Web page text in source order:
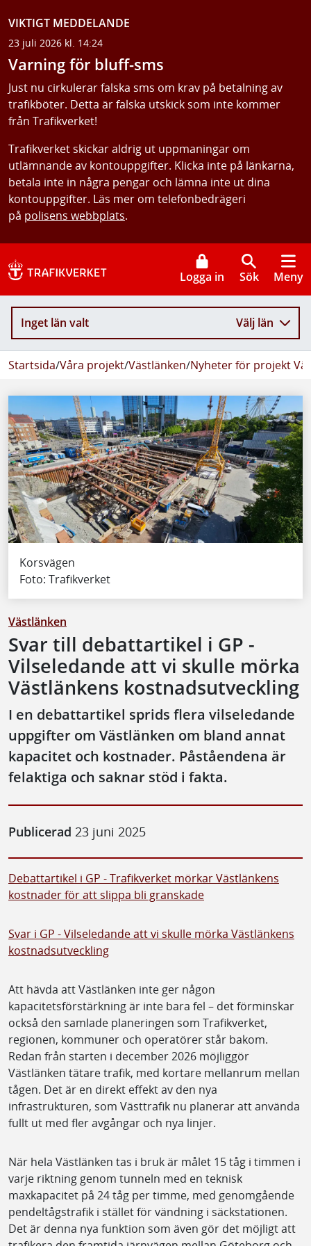
VIKTIGT MEDDELANDE
23 juli 2026 kl. 14:24
Varning för bluff-sms
Just nu cirkulerar falska sms om krav på betalning av
trafikböter. Detta är falska utskick som inte kommer
från Trafikverket!
Trafikverket skickar aldrig ut uppmaningar om
utlämnande av kontouppgifter. Klicka inte på länkarna,
betala inte in några pengar och lämna inte ut dina
kontouppgifter. Läs mer om telefonbedrägeri
på polisens webbplats.
Logga in Sök Meny
Inget län valt Välj län
Startsida/Våra projekt/Västlänken/Nyheter för projekt
Korsvägen
Foto: Trafikverket
Västlänken
Svar till debattartikel i GP -
Vilseledande att vi skulle mörka
Västlänkens kostnadsutveckling
I en debattartikel sprids flera vilseledande
uppgifter om Västlänken om bland annat
kapacitet och kostnader. Påståendena är
felaktiga och saknar stöd i fakta.
Publicerad 23 juni 2025
Debattartikel i GP - Trafikverket mörkar Västlänkens
kostnader för att slippa bli granskade
Svar i GP - Vilseledande att vi skulle mörka Västlänkens
kostnadsutveckling
Att hävda att Västlänken inte ger någon
kapacitetsförstärkning är inte bara fel – det förminskar
också den samlade planeringen som Trafikverket,
regionen, kommuner och operatörer står bakom.
Redan från starten i december 2026 möjliggör
Västlänken tätare trafik, med kortare mellanrum mellan
tågen. Det är en direkt effekt av den nya
infrastrukturen, som Västtrafik nu planerar att använda
fullt ut med fler avgångar och nya linjer.
När hela Västlänken tas i bruk är målet 15 tåg i timmen i
varje riktning genom tunneln med en teknisk
maxkapacitet på 24 tåg per timme, med genomgående
pendeltågstrafik i stället för vändning i säckstationen.
Det är denna nya funktion som även gör det möjligt att